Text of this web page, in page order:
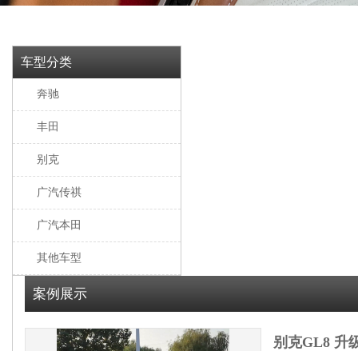
车型分类
奔驰
丰田
别克
广汽传祺
广汽本田
其他车型
案例展示
别克GL8 升